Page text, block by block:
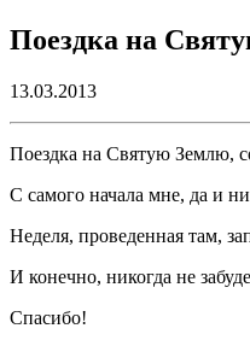
Поездка на
13.03.2013
Поездка на Святую Землю,
С самого начала мне, да и
Неделя, проведенная там,
И конечно, никогда не
Спасибо!